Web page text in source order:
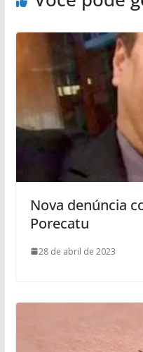
Nova denúncia
Porecatu
28 de abril de 2023